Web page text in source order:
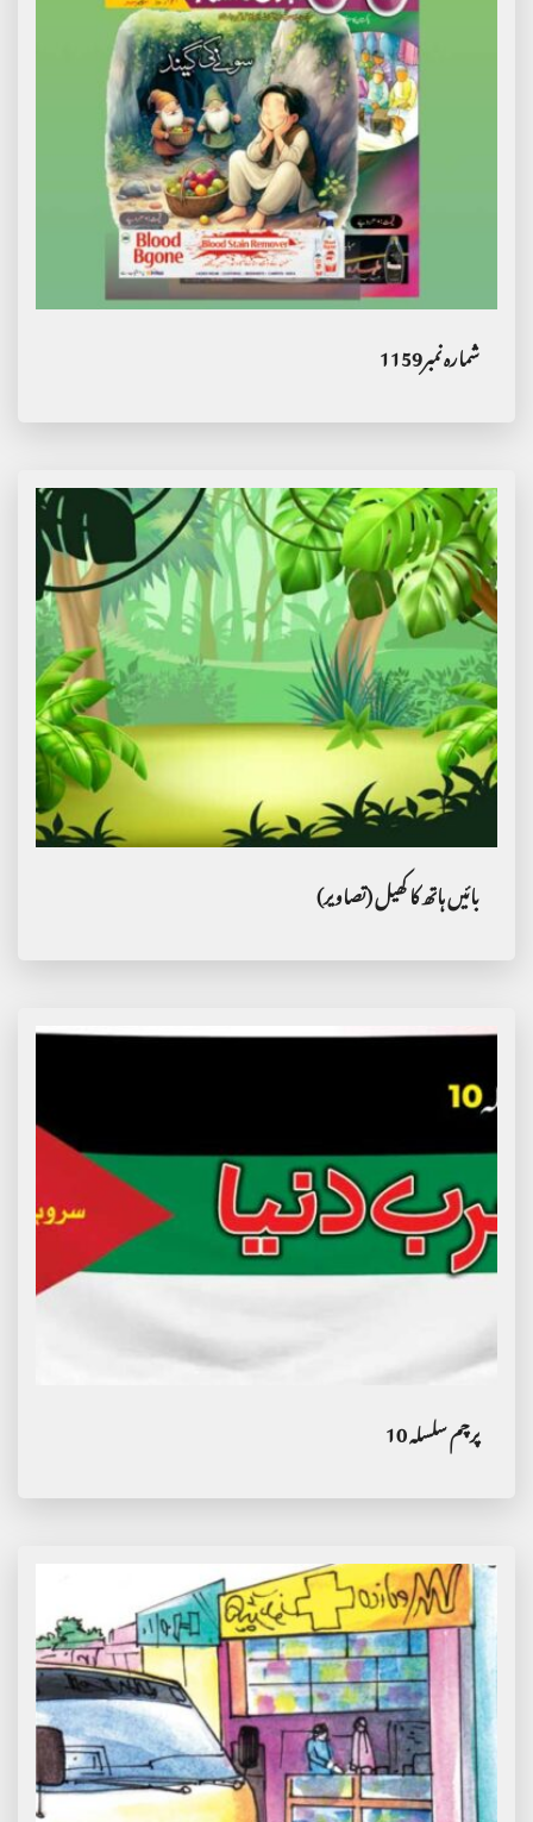
شمارہ نمبر1159
بائیں ہاتھ کا کھیل (تصاویر)
پرچم سلسلہ 10